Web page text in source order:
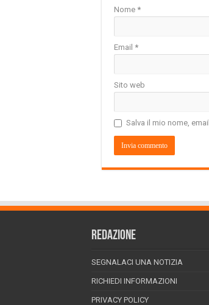
Nome *
Email *
Sito web
Salva il mio nome,
REDAZIONE
SEGNALACI UNA NOTIZIA
RICHIEDI INFORMAZIONI
PRIVACY POLICY